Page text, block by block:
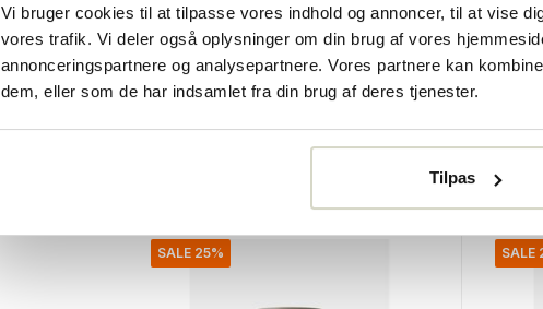
Vi bruger cookies til at tilpasse vores indhold og annoncer, til at vise
vores trafik. Vi deler også oplysninger om din brug af vores
annonceringspartnere og analysepartnere. Vores partnere kan
dem, eller som de har indsamlet fra din brug af deres tjenester.
Tilpas
Nordal
Chia lampe
€189,00
Inkl. Moms
Nordal
Ria
Inkl.
• På
SALE 25% SALE